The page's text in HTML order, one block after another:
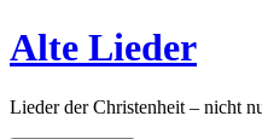
Zum
Inhalt
Alte Lieder
Lieder der Christenheit – nicht